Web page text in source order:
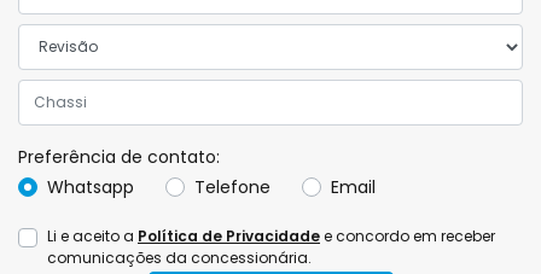
Preferência de contato:
Whatsapp
Telefone Email
Li e aceito a Política de Privacidadee concordo em receber
comunicações da concessionária.